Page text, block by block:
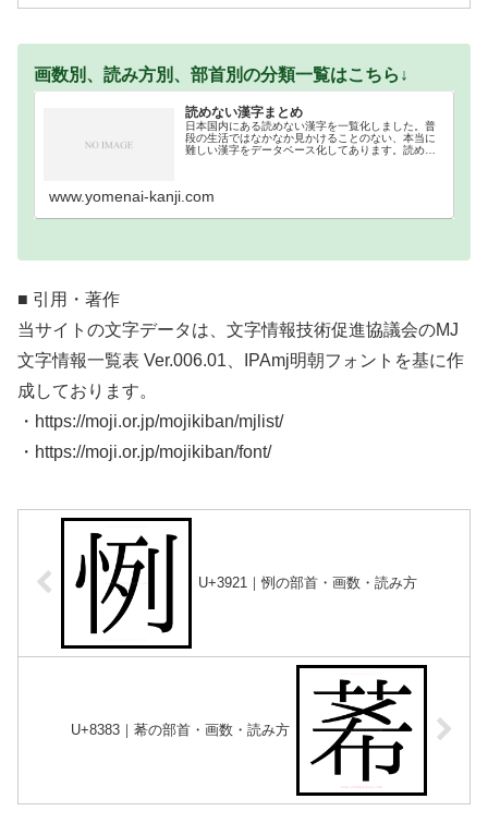
画数別、読み方別、部首別の分類一覧はこちら↓
読めない漢字まとめ
日本国内にある読めない漢字を一覧化しました。普
段の生活ではなかなか見かけることのない、本当に
難しい漢字をデータベース化してあります。読めな
www.yomenai-kanji.com
■ 引用・著作
当サイトの文字データは、文字情報技術促進協議会のMJ
文字情報一覧表 Ver.006.01、IPAmj明朝フォントを基に作
成しております。
・https://moji.or.jp/mojikiban/mjlist/
・https://moji.or.jp/mojikiban/font/
U+3921｜㤡の部首・画数・読み方
U+8383｜莃の部首・画数・読み方